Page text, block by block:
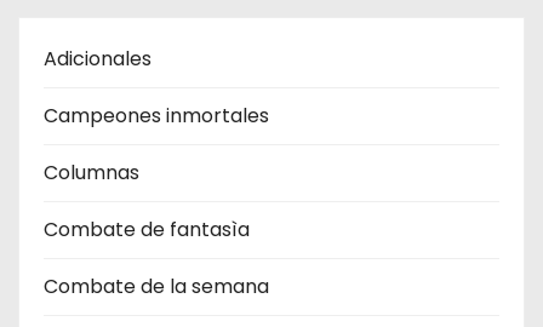
Adicionales
Campeones inmortales
Columnas
Combate de fantasìa
Combate de la semana